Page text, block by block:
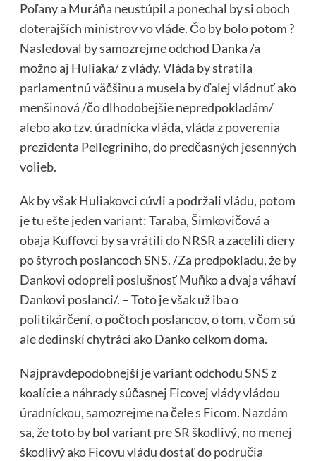
Poľany a Muráňa neustúpil a ponechal by si oboch
doterajších ministrov vo vláde. Čo by bolo potom ?
Nasledoval by samozrejme odchod Danka /a
možno aj Huliaka/ z vlády. Vláda by stratila
parlamentnú väčšinu a musela by ďalej vládnuť ako
menšinová /čo dlhodobejšie nepredpokladám/
alebo ako tzv. úradnícka vláda, vláda z poverenia
prezidenta Pellegriniho, do predčasných jesenných
volieb.
Ak by však Huliakovci cúvli a podržali vládu, potom
je tu ešte jeden variant: Taraba, Šimkovičová a
obaja Kuffovci by sa vrátili do NRSR a zacelili diery
po štyroch poslancoch SNS. /Za predpokladu, že by
Dankovi odopreli poslušnosť Muňko a dvaja váhaví
Dankovi poslanci/. – Toto je však už iba o
politikárčení, o počtoch poslancov, o tom, v čom sú
ale dedinskí chytráci ako Danko celkom doma.
Najpravdepodobnejší je variant odchodu SNS z
koalície a náhrady súčasnej Ficovej vlády vládou
úradníckou, samozrejme na čele s Ficom. Nazdám
sa, že toto by bol variant pre SR škodlivý, no menej
škodlivý ako Ficovu vládu dostať do područia